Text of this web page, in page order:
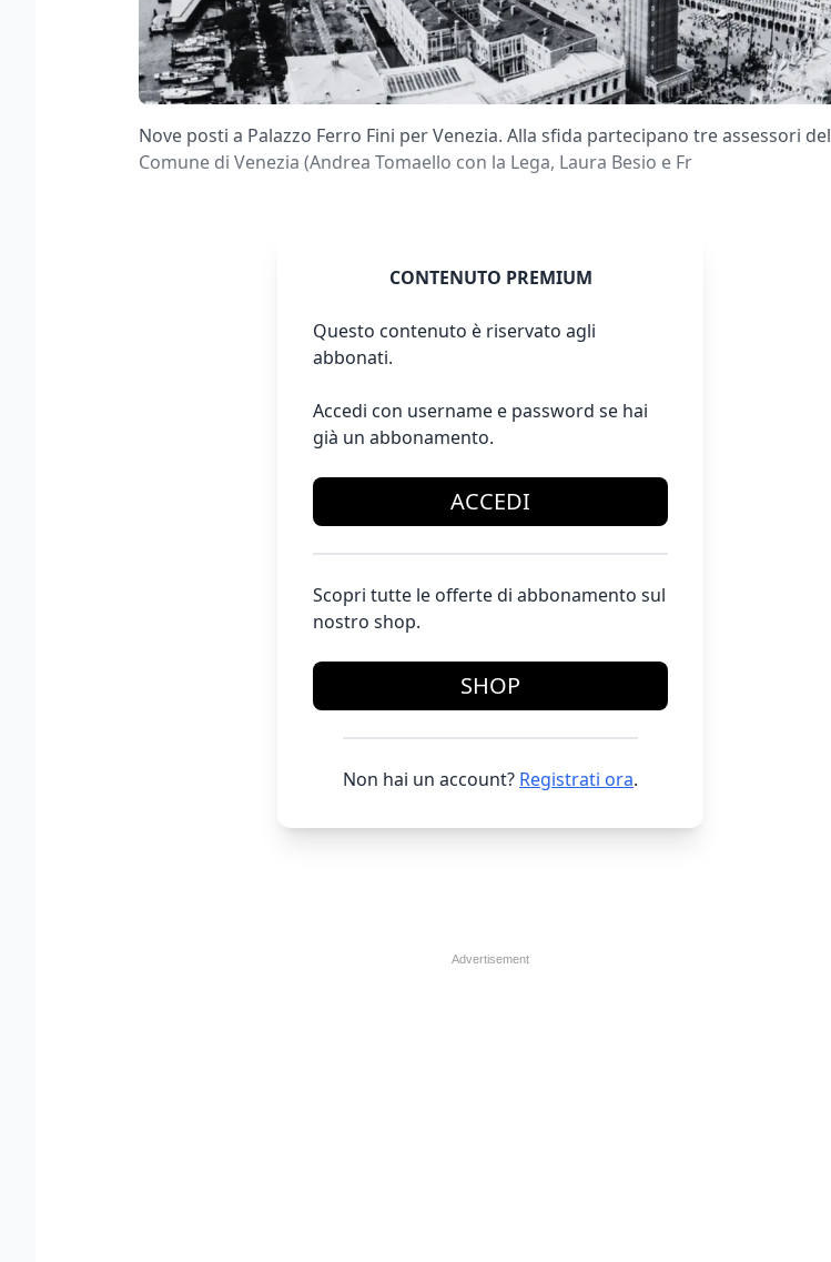
Nove posti a Palazzo Ferro Fini per Venezia. Alla sfida partecipano tre assessori del
Comune di Venezia (Andrea Tomaello con la Lega, Laura Besio e Fr
CONTENUTO PREMIUM
Questo contenuto è riservato agli
abbonati.
Accedi con username e password se hai
già un abbonamento.
ACCEDI
Scopri tutte le offerte di abbonamento sul
nostro shop.
SHOP
Non hai un account? Registrati ora.